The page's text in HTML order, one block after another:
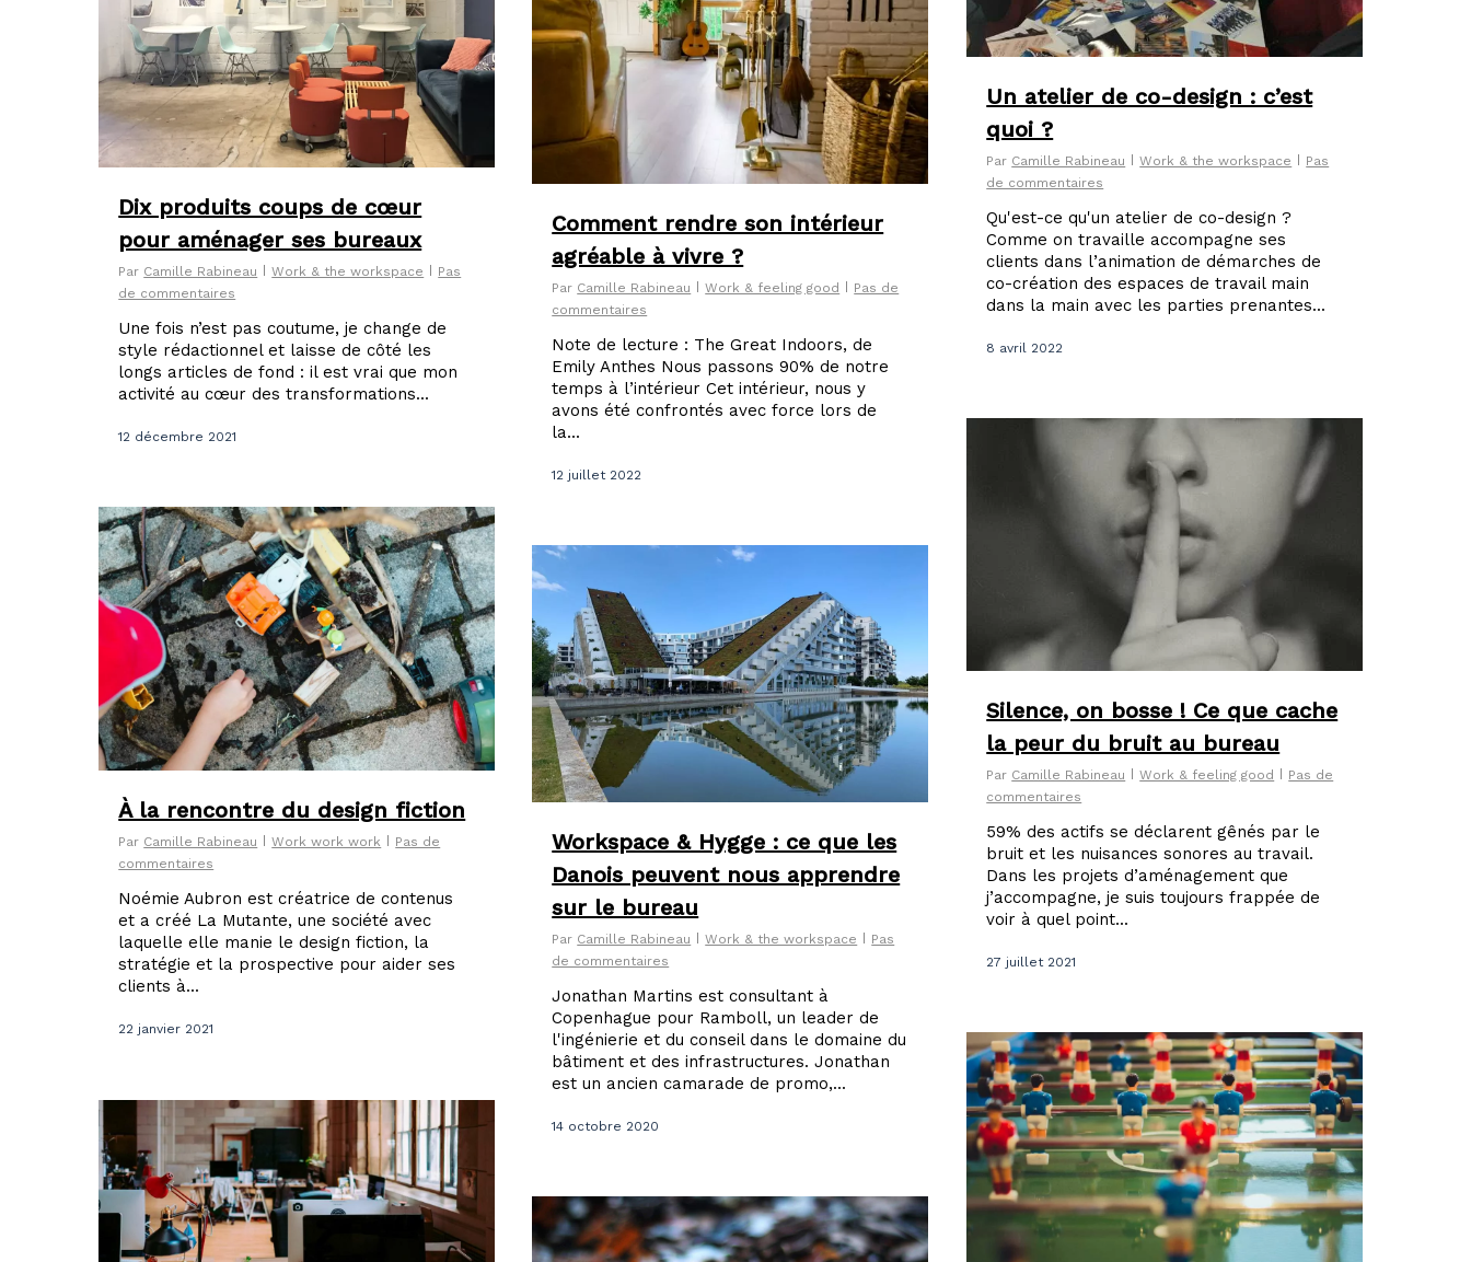
Comment rendre son intérieur
agréable à vivre ?
Par Camille Rabineau Work & feeling good
Pas de
commentaires
Note de lecture : The Great Indoors, de
Emily Anthes Nous passons 90% de notre
temps à l’intérieur Cet intérieur, nous y
avons été confrontés avec force lors de
la...
12 juillet 2022
Un atelier de co-design : c’est
quoi ?
Par Camille Rabineau Work & the workspace
Pas
de commentaires
Qu'est-ce qu'un atelier de co-design ?
Comme on travaille accompagne ses
clients dans l’animation de démarches de
co-création des espaces de travail main
dans la main avec les parties prenantes...
8 avril 2022
Dix produits coups de cœur
pour aménager ses bureaux
Par Camille Rabineau Work & the workspace
Pas
de commentaires
Une fois n’est pas coutume, je change de
style rédactionnel et laisse de côté les
longs articles de fond : il est vrai que mon
activité au cœur des transformations...
12 décembre 2021
Silence, on bosse ! Ce que cache
la peur du bruit au bureau
Par Camille Rabineau Work & feeling good
Pas de
commentaires
59% des actifs se déclarent gênés par le
bruit et les nuisances sonores au travail.
Dans les projets d’aménagement que
j’accompagne, je suis toujours frappée de
voir à quel point...
27 juillet 2021
À la rencontre du design fiction
Par Camille Rabineau Work work work
Pas de
commentaires
Noémie Aubron est créatrice de contenus
et a créé La Mutante, une société avec
laquelle elle manie le design fiction, la
stratégie et la prospective pour aider ses
clients à...
22 janvier 2021
Workspace & Hygge : ce que les
Danois peuvent nous apprendre
sur le bureau
Par Camille Rabineau Work & the workspace
Pas
de commentaires
Jonathan Martins est consultant à
Copenhague pour Ramboll, un leader de
l'ingénierie et du conseil dans le domaine du
bâtiment et des infrastructures. Jonathan
est un ancien camarade de promo,...
14 octobre 2020